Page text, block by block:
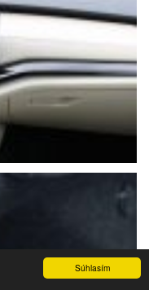
Súhlasím